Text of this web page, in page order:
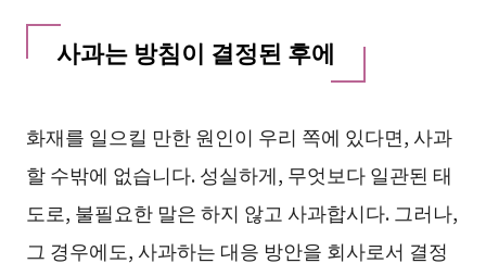
사과는 방침이 결정된 후에
화재를 일으킬 만한 원인이 우리 쪽에 있다면, 사과
할 수밖에 없습니다. 성실하게, 무엇보다 일관된 태
도로, 불필요한 말은 하지 않고 사과합시다. 그러나,
그 경우에도, 사과하는 대응 방안을 회사로서 결정